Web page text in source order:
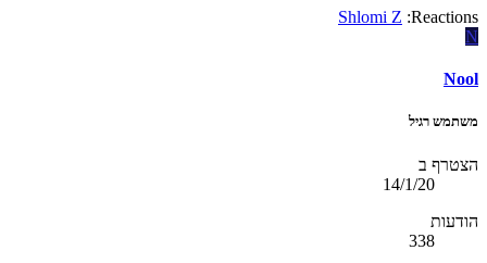
Reactions:
Shlomi Z
N
Nool
משתמש רגיל
הצטרף ב
14/1/20
הודעות
338